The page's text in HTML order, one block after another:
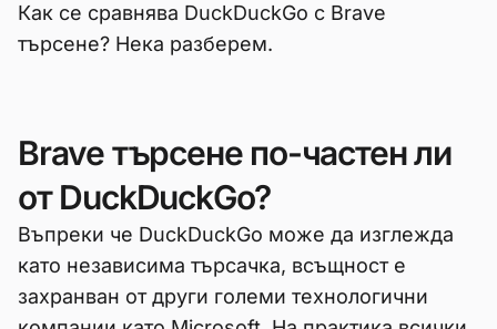
Как се сравнява DuckDuckGo с Brave
търсене? Нека разберем.
Brave търсене по-частен ли
от DuckDuckGo?
Въпреки че DuckDuckGo може да изглежда
като независима търсачка, всъщност е
захранван от други големи технологични